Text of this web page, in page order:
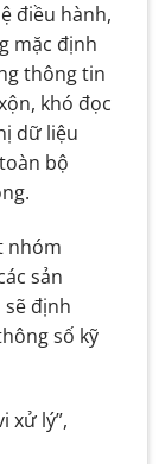
điều hành,
mặc định
thông tin
khó đọc
dữ liệu
bộ
nhóm
sản
định
số kỹ
xử lý”,